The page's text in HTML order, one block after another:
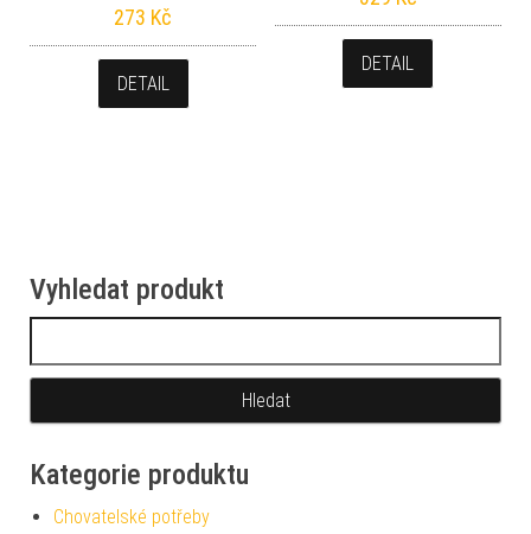
273 Kč
DETAIL
DETAIL
Vyhledat produkt
Kategorie produktu
Chovatelské potřeby